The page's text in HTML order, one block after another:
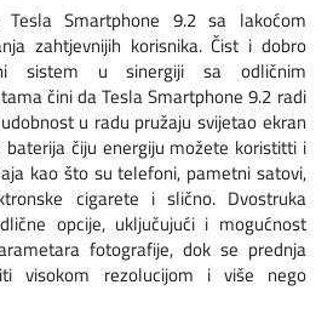
Smartphone 9.2 sa lakoćom
zahtjevnijih korisnika. Čist i dobro
sistem u sinergiji sa odličnim
čini da Tesla Smartphone 9.2 radi
u radu pružaju svijetao ekran
čiju energiju možete koristitti i
kao što su telefoni, pametni satovi,
cigarete i slično. Dvostruka
opcije, uključujući i mogućnost
fotografije, dok se prednja
visokom rezolucijom i više nego